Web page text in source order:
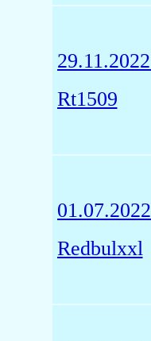
29.11.2022
Rt1509
01.07.2022
Redbulxxl